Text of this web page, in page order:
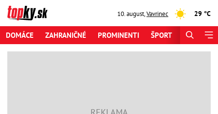
10. august,Vavrinec 29 °C
DOMÁCE ZAHRANIČNÉ PROMINENTI ŠPORT